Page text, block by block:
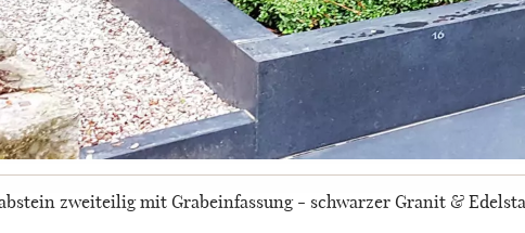
Modern
Zweiteilig
Engel
zweiteilig mit Grabeinfassung - schwarzer Granit &